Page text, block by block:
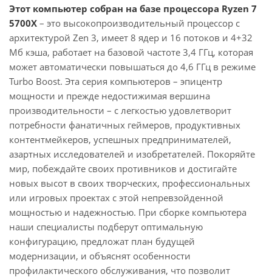
Этот компьютер собран на базе процессора Ryzen 7
5700X – это высокопроизводительный процессор с
архитектурой Zen 3, имеет 8 ядер и 16 потоков и 4+32
Мб кэша, работает на базовой частоте 3,4 ГГц, которая
может автоматически повышаться до 4,6 ГГц в режиме
Turbo Boost. Эта серия компьютеров – эпицентр
мощности и прежде недостижимая вершина
производительности – с легкостью удовлетворит
потребности фанатичных геймеров, продуктивных
контентмейкеров, успешных предпринимателей,
азартных исследователей и изобретателей. Покоряйте
мир, побеждайте своих противников и достигайте
новых высот в своих творческих, профессиональных
или игровых проектах с этой непревзойденной
мощностью и надежностью. При сборке компьютера
наши специалисты подберут оптимальную
конфигурацию, предложат план будущей
модернизации, и объяснят особенности
профилактического обслуживания, что позволит